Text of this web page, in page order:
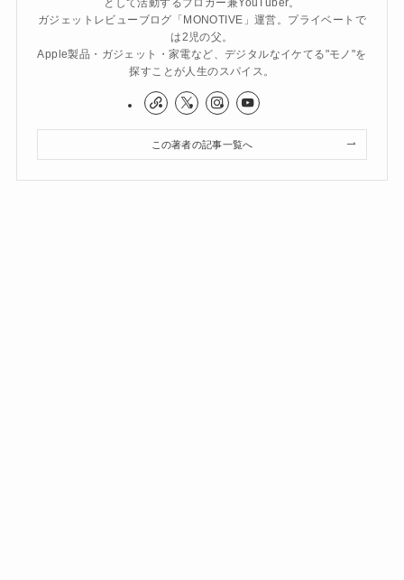
として活動するブロガー兼YouTuber。
ガジェットレビューブログ「MONOTIVE」運営。プライベートで
は2児の父。
Apple製品・ガジェット・家電など、デジタルなイケてる"モノ"を
探すことが人生のスパイス。
この著者の記事一覧へ